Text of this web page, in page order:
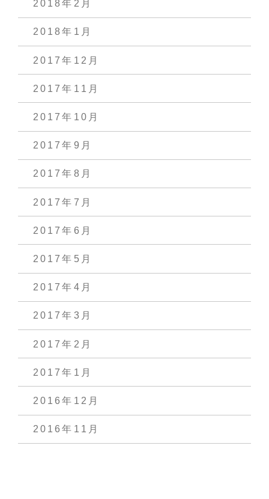
2018年2月
2018年1月
2017年12月
2017年11月
2017年10月
2017年9月
2017年8月
2017年7月
2017年6月
2017年5月
2017年4月
2017年3月
2017年2月
2017年1月
2016年12月
2016年11月